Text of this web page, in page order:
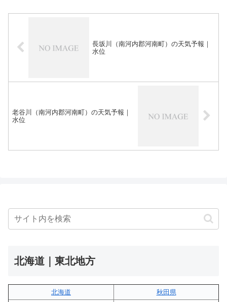
長坂川（南河内郡河南町）の天気予報｜
水位
老谷川（南河内郡河南町）の天気予報｜
水位
北海道｜東北地方
北海道
秋田県